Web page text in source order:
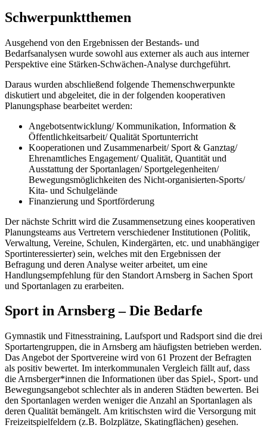
Schwerpunktthemen
Ausgehend von den Ergebnissen der Bestands- und
Bedarfsanalysen wurde sowohl aus externer als auch aus interner
Perspektive eine Stärken-Schwächen-Analyse durchgeführt.
Daraus wurden abschließend folgende Themenschwerpunkte
diskutiert und abgeleitet, die in der folgenden kooperativen
Planungsphase bearbeitet werden:
Angebotsentwicklung/ Kommunikation, Information &
Öffentlichkeitsarbeit/ Qualität Sportunterricht
Kooperationen und Zusammenarbeit/ Sport & Ganztag/
Ehrenamtliches Engagement/ Qualität, Quantität und
Ausstattung der Sportanlagen/ Sportgelegenheiten/
Bewegungsmöglichkeiten des Nicht-organisierten-Sports/
Kita- und Schulgelände
Finanzierung und Sportförderung
Der nächste Schritt wird die Zusammensetzung eines kooperativen
Planungsteams aus Vertretern verschiedener Institutionen (Politik,
Verwaltung, Vereine, Schulen, Kindergärten, etc. und unabhängiger
Sportinteressierter) sein, welches mit den Ergebnissen der
Befragung und deren Analyse weiter arbeitet, um eine
Handlungsempfehlung für den Standort Arnsberg in Sachen Sport
und Sportanlagen zu erarbeiten.
Sport in Arnsberg – Die Bedarfe
Gymnastik und Fitnesstraining, Laufsport und Radsport sind die drei
Sportartengruppen, die in Arnsberg am häufigsten betrieben werden.
Das Angebot der Sportvereine wird von 61 Prozent der Befragten
als positiv bewertet. Im interkommunalen Vergleich fällt auf, dass
die Arnsberger*innen die Informationen über das Spiel-, Sport- und
Bewegungsangebot schlechter als in anderen Städten bewerten. Bei
den Sportanlagen werden weniger die Anzahl an Sportanlagen als
deren Qualität bemängelt. Am kritischsten wird die Versorgung mit
Freizeitspielfeldern (z.B. Bolzplätze, Skatingflächen) gesehen.